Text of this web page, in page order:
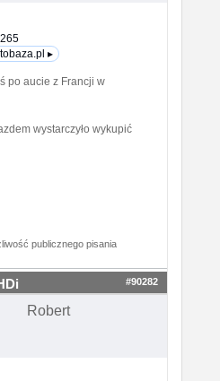
▸
po aucie z Francji w
wystarczyło wykupić
publicznego pisania
#90282
Robert